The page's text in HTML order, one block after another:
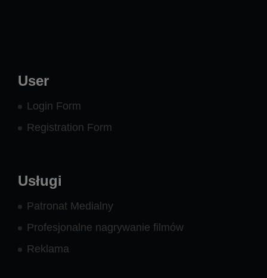
User
Login Form
Registration Form
Usługi
Patronat Medialny
Profesjonalne nagrywanie filmów
Reklama